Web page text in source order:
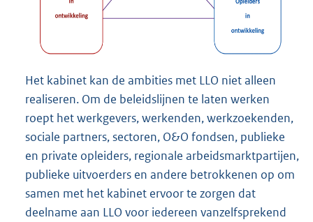
Het kabinet kan de ambities met LLO niet alleen
realiseren. Om de beleidslijnen te laten werken
roept het werkgevers, werkenden, werkzoekenden,
sociale partners, sectoren, O&O fondsen, publieke
en private opleiders, regionale arbeidsmarktpartijen,
publieke uitvoerders en andere betrokkenen op om
samen met het kabinet ervoor te zorgen dat
deelname aan LLO voor iedereen vanzelfsprekend